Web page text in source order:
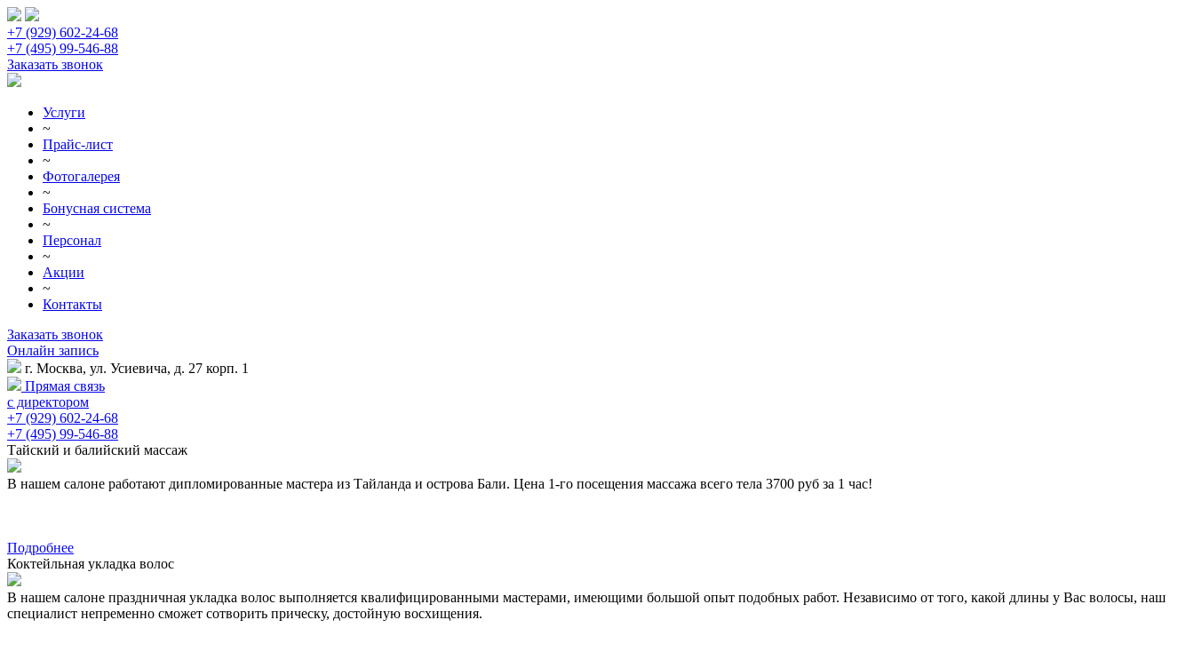
+7 (929) 602-24-68
+7 (495) 99-546-88
Заказать звонок
Услуги
~
Прайс-лист
~
Фотогалерея
~
Бонусная система
~
Персонал
~
Акции
~
Контакты
Заказать звонок
Онлайн запись
г. Москва, ул. Усиевича, д. 27 корп. 1
Прямая связь
с директором
+7 (929) 602-24-68
+7 (495) 99-546-88
Тайский и балийский массаж
В нашем салоне работают дипломированные мастера из Тайланда и острова Бали. Цена 1-го посещения массажа всего тела 3700 руб за 1 час!
Подробнее
Коктейльная укладка волос
В нашем салоне праздничная укладка волос выполняется квалифицированными мастерами, имеющими большой опыт подобных работ. Независимо от того, какой длины у Вас волосы, наш
специалист непременно сможет сотворить прическу, достойную восхищения.